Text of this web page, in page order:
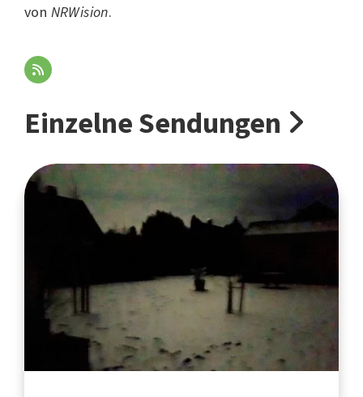
von NRWision.
Einzelne Sendungen